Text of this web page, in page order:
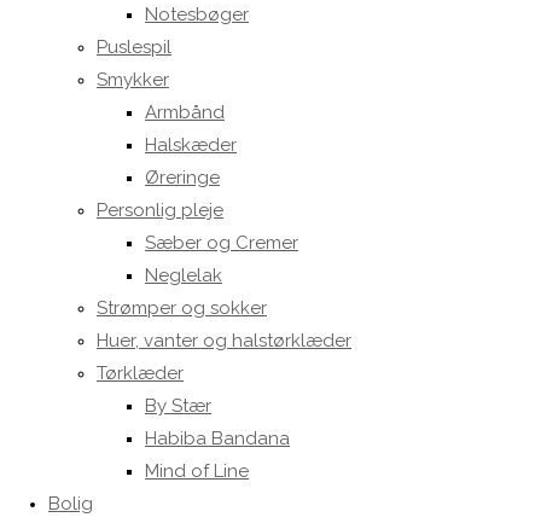
Notesbøger
Puslespil
Smykker
Armbånd
Halskæder
Øreringe
Personlig pleje
Sæber og Cremer
Neglelak
Strømper og sokker
Huer, vanter og halstørklæder
Tørklæder
By Stær
Habiba Bandana
Mind of Line
Bolig